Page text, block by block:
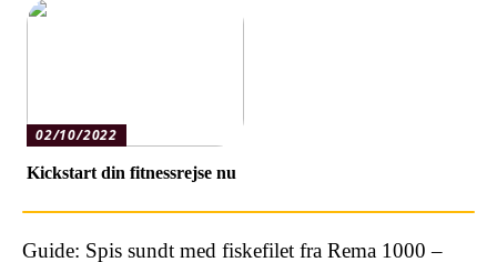
02/10/2022
Kickstart din fitnessrejse nu
Guide: Spis sundt med fiskefilet fra Rema 1000 –